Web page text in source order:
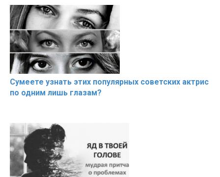
Сумеете узнать этих популярных советских актрис
по одним лишь глазам?